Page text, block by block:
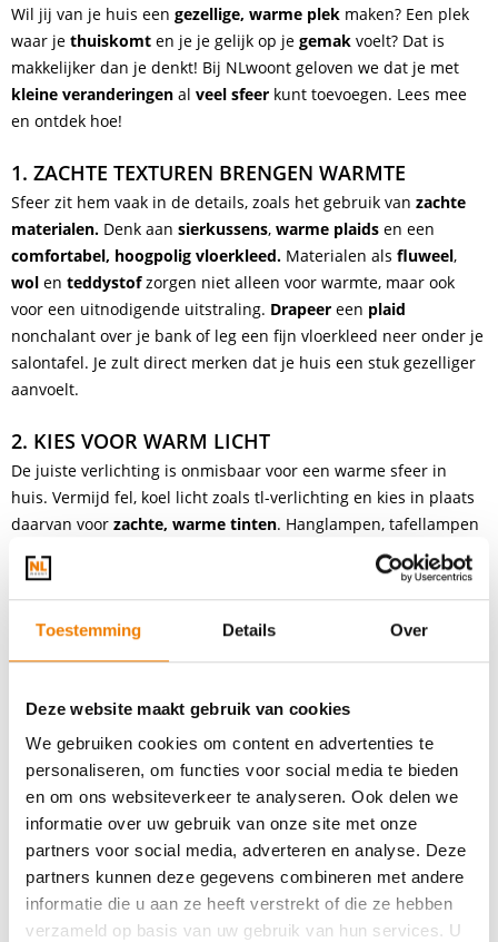
Toestemming Details Over
Deze website maakt gebruik van cookies
We gebruiken cookies om content en advertenties te
personaliseren, om functies voor social media te bieden
en om ons websiteverkeer te analyseren. Ook delen we
informatie over uw gebruik van onze site met onze
partners voor social media, adverteren en analyse. Deze
partners kunnen deze gegevens combineren met andere
informatie die u aan ze heeft verstrekt of die ze hebben
verzameld op basis van uw gebruik van hun services. U
Wil jij van je huis een gezellige, warme plek maken? Een plek
waar je thuiskomt en je je gelijk op je gemak voelt? Dat is
makkelijker dan je denkt! Bij NLwoont geloven we dat je met
kleine veranderingen al veel sfeer kunt toevoegen. Lees mee
en ontdek hoe!
1. ZACHTE TEXTUREN BRENGEN WARMTE
Sfeer zit hem vaak in de details, zoals het gebruik van zachte
materialen. Denk aan sierkussens, warme plaids en een
comfortabel, hoogpolig vloerkleed. Materialen als fluweel,
wol en teddystofzorgen niet alleen voor warmte, maar ook
voor een uitnodigende uitstraling. Drapeer een plaid
nonchalant over je bank of leg een fijn vloerkleed neer onder je
salontafel. Je zult direct merken dat je huis een stuk gezelliger
aanvoelt.
2. KIES VOOR WARM LICHT
De juiste verlichting is onmisbaar voor een warme sfeer in
huis. Vermijd fel, koel licht zoals tl-verlichting en kies in plaats
daarvan voor zachte, warme tinten. Hanglampen, tafellampen
en vloerlampen met
geven je de mogelijkheid om de
sfeer aan te passen aan elk moment van de dag. Oh, en vergeet
vooralkaarsenniet! Zet dinerkaarsen op tafel of verspreid
waxinelichtjes door de kamer voor die extra
knusse sfeer.
BLOEMEN
Planten en bloemen brengen niet alleen de natuur in huis,
maar zorgen ook voor een
levendige uitnodigende sfeer
Kies voor makkelijke planten, zoals vetplanten of sansevieria’s
als je geen groene vingers hebt. Zet hier en daar een
verse bloemen
of een droogboeket
neer voor een speels en
vrolijk accent.
4. HUISPARFUMS VOOR EEN WARM WELKOM